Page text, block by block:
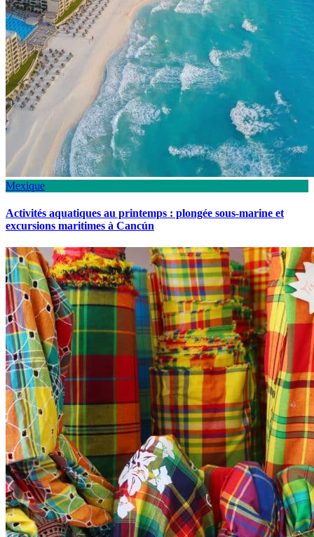
Mexique
Activités aquatiques au printemps : plongée sous-marine et
excursions maritimes à Cancún